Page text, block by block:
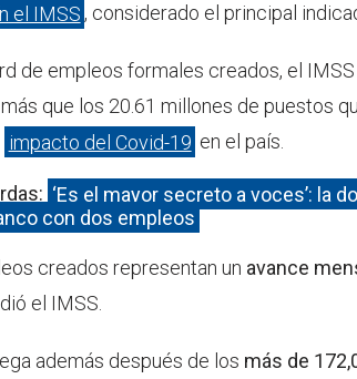
el IMSS, considerado el principal
de empleos formales creados, el
que los 20.61 millones de puestos
impacto del Covid-19 en el país.
‘Es el mayor secreto a voces’: la
con dos empleos
creados representan un avance
el IMSS.
además después de los más de